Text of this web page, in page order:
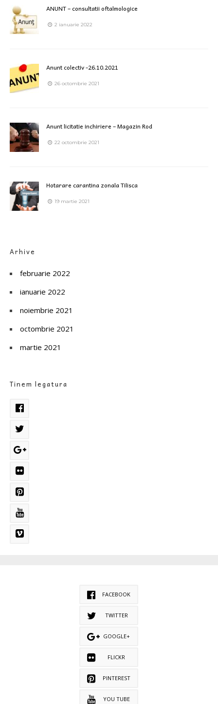
ANUNT – consultatii oftalmologice
2 ianuarie 2022
Anunt colectiv -26.10.2021
26 octombrie 2021
Anunt licitatie inchiriere – Magazin Rod
22 octombrie 2021
Hotarare carantina zonala Tilisca
19 martie 2021
Arhive
februarie 2022
ianuarie 2022
noiembrie 2021
octombrie 2021
martie 2021
Tinem legatura
FACEBOOK
TWITTER
GOOGLE+
FLICKR
PINTEREST
YOU TUBE